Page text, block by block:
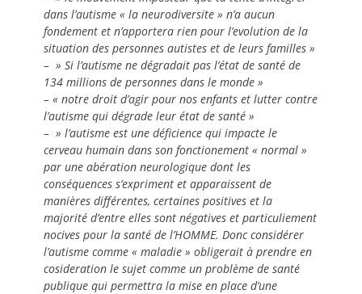
dans l’autisme « la neurodiversite » n’a aucun
fondement et n’apportera rien pour l’evolution de la
situation des personnes autistes et de leurs familles »
– » Si l’autisme ne dégradait pas l’état de santé de
134 millions de personnes dans le monde »
– « notre droit d’agir pour nos enfants et lutter contre
l’autisme qui dégrade leur état de santé »
– » l’autisme est une déficience qui impacte le
cerveau humain dans son fonctionement « normal »
par une abération neurologique dont les
conséquences s’expriment et apparaissent de
manières différentes, certaines positives et la
majorité d’entre elles sont négatives et particuliement
nocives pour la santé de l’HOMME. Donc considérer
l’autisme comme « maladie » obligerait à prendre en
cosideration le sujet comme un problème de santé
publique qui permettra la mise en place d’une